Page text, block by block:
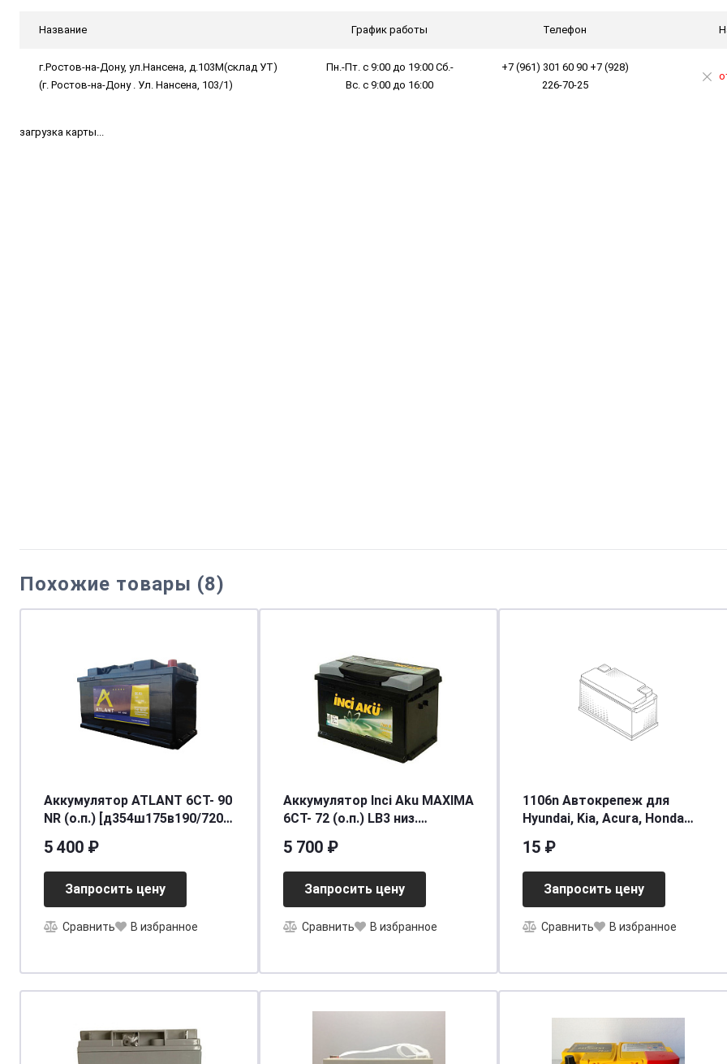
Название График работы Телефон
г.Ростов-на-Дону, ул.Нансена, д.103М(склад УТ)
(г. Ростов-на-Дону . Ул. Нансена, 103/1)
Пн.-Пт. с 9:00 до 19:00 Сб.-
Вс. с 9:00 до 16:00
+7 (961) 301 60 90 +7 (928)
226-70-25
загрузка карты...
Похожие товары (8)
Аккумулятор ATLANT 6СТ- 90
NR (о.п.) [д354ш175в190/720]
5 400 ₽
Запросить цену
Сравнить В избранное
Аккумулятор Inci Aku MAXIMA
6СТ- 72 (о.п.) LB3 низ.
5 700 ₽
Запросить цену
Сравнить В избранное
1106n Автокрепеж для
Hyundai, Kia, Acura, Honda
(50шт)
15 ₽
Запросить цену
Сравнить В избранное